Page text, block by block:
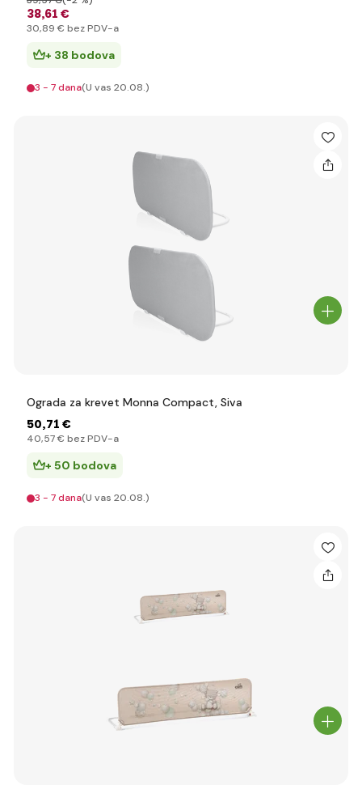
38,61 €
30,89 € bez PDV-a
+ 38 bodova
3 - 7 dana(U vas 20.08.)
Ograda za krevet Monna Compact, Siva
50,71 €
40,57 € bez PDV-a
+ 50 bodova
3 - 7 dana(U vas 20.08.)